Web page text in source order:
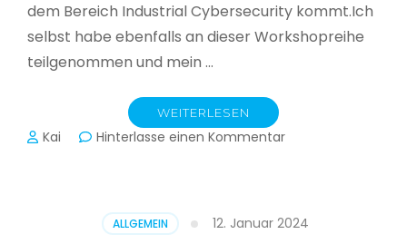
dem Bereich Industrial Cybersecurity kommt.Ich
selbst habe ebenfalls an dieser Workshopreihe
teilgenommen und mein …
WEITERLESEN
Kai Hinterlasse einen Kommentarzu
Produktion
ALLGEMEIN 12. Januar 2024